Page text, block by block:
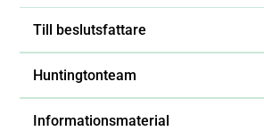
Till beslutsfattare
Huntingtonteam
Informationsmaterial